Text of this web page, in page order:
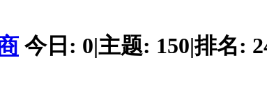
今日: 0|主题: 150|排名: